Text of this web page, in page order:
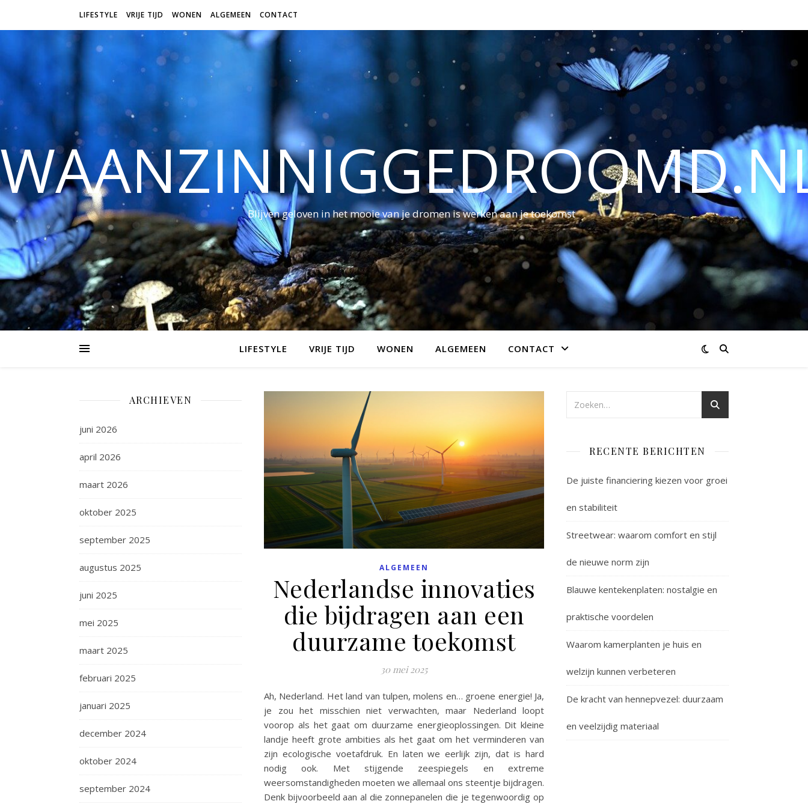
LIFESTYLE VRIJE TIJD WONEN ALGEMEEN CONTACT
Blijven geloven in het mooie van je dromen is werken aan je toekomst
LIFESTYLE VRIJE TIJD WONEN ALGEMEEN CONTACT
ARCHIEVEN
juni 2026
april 2026
maart 2026
oktober 2025
september 2025
augustus 2025
juni 2025
mei 2025
maart 2025
februari 2025
januari 2025
december 2024
oktober 2024
september 2024
ALGEMEEN
Nederlandse innovaties
die bijdragen aan een
duurzame toekomst
30 mei 2025
Ah, Nederland. Het land van tulpen, molens en… groene energie! Ja,
je zou het misschien niet verwachten, maar Nederland loopt
voorop als het gaat om duurzame energieoplossingen. Dit kleine
landje heeft grote ambities als het gaat om het verminderen van
zijn ecologische voetafdruk. En laten we eerlijk zijn, dat is hard
nodig ook. Met stijgende zeespiegels en extreme
weersomstandigheden moeten we allemaal ons steentje bijdragen.
Denk bijvoorbeeld aan al die zonnepanelen die je tegenwoordig op
RECENTE BERICHTEN
De juiste financiering kiezen voor groei
en stabiliteit
Streetwear: waarom comfort en stijl
de nieuwe norm zijn
Blauwe kentekenplaten: nostalgie en
praktische voordelen
Waarom kamerplanten je huis en
welzijn kunnen verbeteren
De kracht van hennepvezel: duurzaam
en veelzijdig materiaal